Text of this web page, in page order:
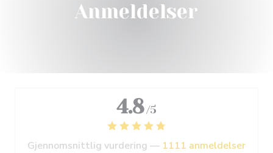
Anmeldelser
4.8 /5
Gjennomsnittlig vurdering — 1111 anmeldelser